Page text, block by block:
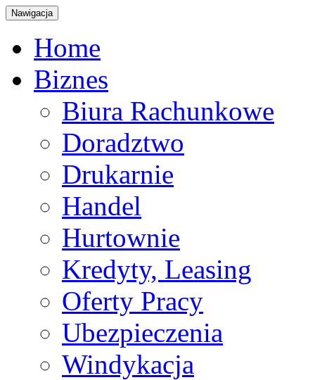
Nawigacja
Home
Biznes
Biura Rachunkowe
Doradztwo
Drukarnie
Handel
Hurtownie
Kredyty, Leasing
Oferty Pracy
Ubezpieczenia
Windykacja